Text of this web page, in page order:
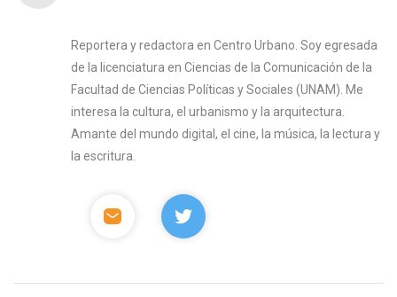
Reportera y redactora en Centro Urbano. Soy egresada
de la licenciatura en Ciencias de la Comunicación de la
Facultad de Ciencias Políticas y Sociales (UNAM). Me
interesa la cultura, el urbanismo y la arquitectura.
Amante del mundo digital, el cine, la música, la lectura y
la escritura.